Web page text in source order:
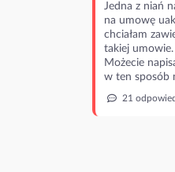
Jedna z niań
na umowę
chciałam
takiej umowie.
Możecie
w ten sposób
21